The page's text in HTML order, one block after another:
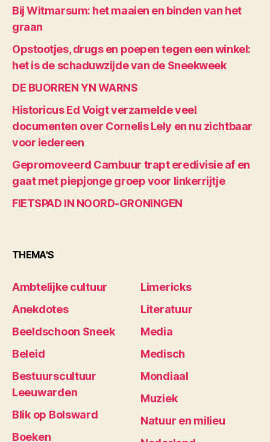
Bij Witmarsum: het maaien en binden van het
graan
Opstootjes, drugs en poepen tegen een winkel:
het is de schaduwzijde van de Sneekweek
DE BUORREN YN WARNS
Historicus Ed Voigt verzamelde veel
documenten over Cornelis Lely en nu zichtbaar
voor iedereen
Gepromoveerd Cambuur trapt eredivisie af en
gaat met piepjonge groep voor linkerrijtje
FIETSPAD IN NOORD-GRONINGEN
THEMA'S
Ambtelijke cultuur
Anekdotes
Beeldschoon Sneek
Beleid
Bestuurscultuur
Leeuwarden
Blik op Bolsward
Boeken
Limericks
Literatuur
Media
Medisch
Mondiaal
Muziek
Natuur en milieu